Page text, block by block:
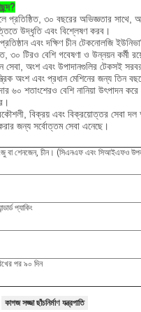
প্রতিষ্ঠিত, ৩০ বছরের অভিজ্ঞতার সাথে,
উদ্ধৃতি এবং বিশ্লেষণ করব।
এবং দক্ষিণ চীন টেকনোলজি
৩০ টিরও বেশি গবেষণা ও উন্নয়ন কর্মী
সেবা, অংশ এবং উপাদানগুলির টেকসই
অংশ এবং প্রধান মেশিনের জন্য তিন
৬০ শতাংশেরও বেশি নানিয়া উৎপাদন
বিক্রয় এবং বিক্রয়োত্তর সেবা দল
করার জন্য সর্বোত্তম সেবা এনেছে।
বা শেনজেন, চীন। (সিএনএফ এবং সিআইএফও
প্যাকিং
পর ৯০ দিন
কাগজ সজ্জা ছাঁচনির্মাণ যন্ত্রপাতি